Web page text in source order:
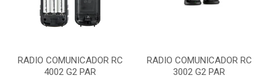
RADIO COMUNICADOR RC
4002 G2 PAR
RADIO COMUNICADOR RC
3002 G2 PAR